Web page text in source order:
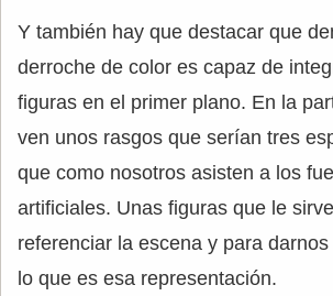
Y también hay que destacar que
derroche de color es capaz de
figuras en el primer plano. En la
ven unos rasgos que serían tres
que como nosotros asisten a los
artificiales. Unas figuras que le
referenciar la escena y para
lo que es esa representación.